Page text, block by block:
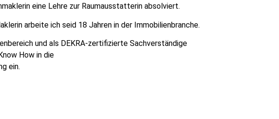
eine Lehre zur Raumausstatterin absolviert.
arbeite ich seid 18 Jahren in der Immobilienbranche.
und als DEKRA-zertifizierte Sachverständige
How in die
ein.